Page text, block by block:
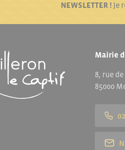
NEWSLETTER !Je
Mairie
8, rue
85000